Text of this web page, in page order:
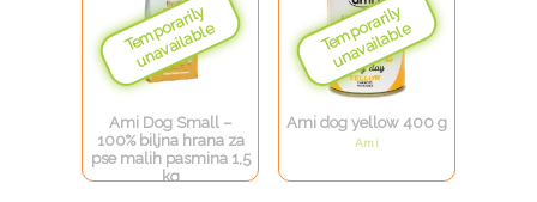
Ami Dog Small –
100% biljna hrana za
pse malih pasmina 1,5
kg
Ami dog yellow 400 g
Ami